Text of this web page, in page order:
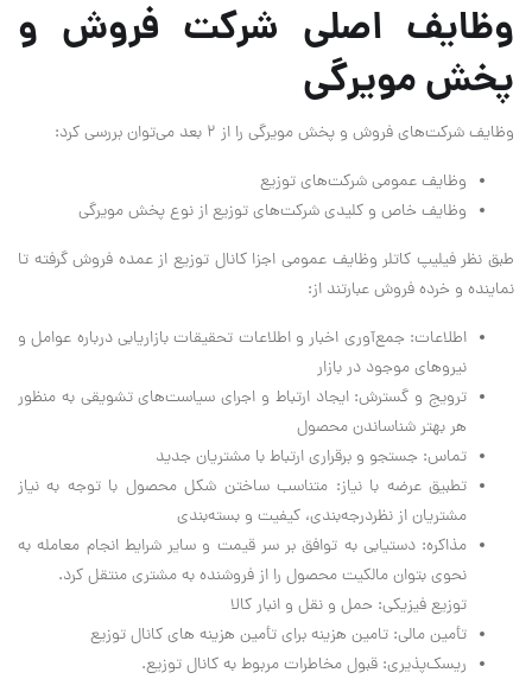
وظایف اصلی شرکت فروش و
پخش مویرگی
وظایف شرکت‌های فروش و پخش مویرگی را از 2 بعد می‌توان بررسی کرد:
وظایف عمومی شرکت‌های توزیع
وظایف خاص و کلیدی شرکت‌های توزیع از نوع پخش مویرگی
طبق نظر فیلیپ کاتلر وظایف عمومی اجزا کانال توزیع از عمده فروش گرفته تا
نماینده و خرده فروش عبارتند از:
اطلاعات: جمع‌آوری اخبار و اطلاعات تحقیقات بازاریابی درباره عوامل و
نیروهای موجود در بازار
ترویج و گسترش: ایجاد ارتباط و اجرای سیاست‌های تشویقی به منظور
هر بهتر شناساندن محصول
تماس: جستجو و برقراری ارتباط با مشتریان جدید
تطبیق عرضه با نیاز: متناسب ساختن شکل محصول با توجه به نیاز
مشتریان از نظردرجه‌بندی، کیفیت و بسته‌بندی
مذاکره: دستیابی به توافق بر سر قیمت و سایر شرایط انجام معامله به
نحوی بتوان مالکیت محصول را از فروشنده به مشتری منتقل کرد.
توزیع فیزیکی: حمل و نقل و انبار کالا
تأمین مالی: تامین هزینه برای تأمین هزینه های کانال توزیع
ریسک‌پذیری: قبول مخاطرات مربوط به کانال توزیع.